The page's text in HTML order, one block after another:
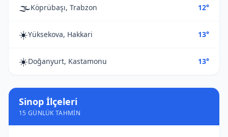
🌫️Köprübaşı, Trabzon 12°
☀️Yüksekova, Hakkari 13°
☀️Doğanyurt, Kastamonu 13°
Sinop İlçeleri
15 GÜNLÜK TAHMIN